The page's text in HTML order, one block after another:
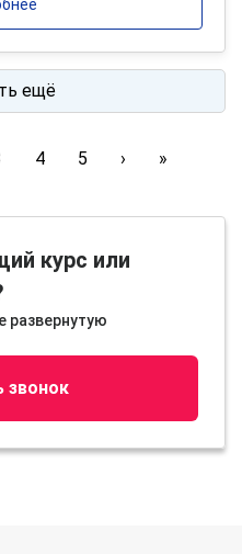
ещё
4 5 › »
курс или
развернутую
звонок